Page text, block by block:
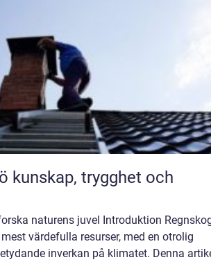
naturens juvel Introduktion
värdefulla resurser, med en otrolig
inverkan på klimatet. Denna